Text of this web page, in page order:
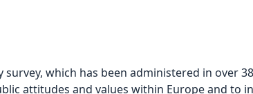
survey, which has been administered in over
attitudes and values within Europe and to